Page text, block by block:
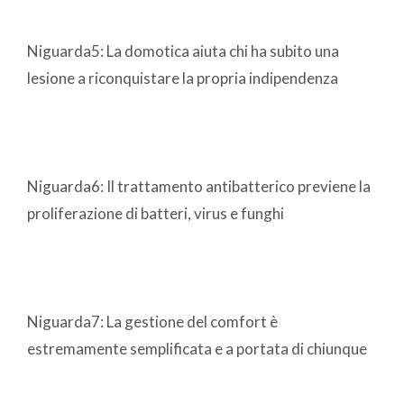
Niguarda5: La domotica aiuta chi ha subito una
lesione a riconquistare la propria indipendenza
Niguarda6: Il trattamento antibatterico previene la
proliferazione di batteri, virus e funghi
Niguarda7: La gestione del comfort è
estremamente semplificata e a portata di chiunque